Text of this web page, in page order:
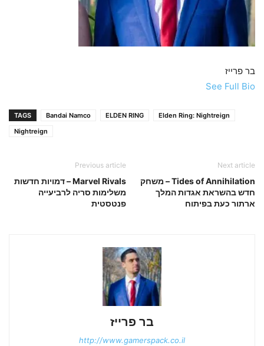
בר פרייז
See Full Bio
TAGS Bandai Namco ELDEN RING
Elden Ring: Nightreign
Nightreign
Previous article
Marvel Rivals – דמויות חדשות
משלימות סריה לרביעייה
פנטסטית
Next article
Tides of Annihilation – משחק
חדש בהשראת אגדות המלך
ארתור כעת בפיתוח
בר פרייז
http://www.gamerspack.co.il